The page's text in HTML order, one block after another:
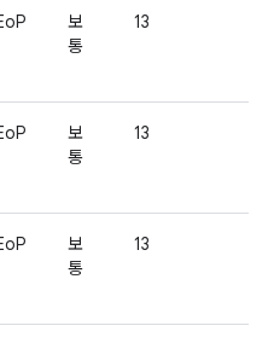
보
통
13
보
통
13
보
통
13